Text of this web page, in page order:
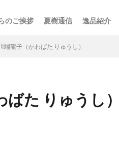
のご挨拶 夏樹通信 逸品紹介
端龍子（かわばた りゅうし）
た りゅうし）検索